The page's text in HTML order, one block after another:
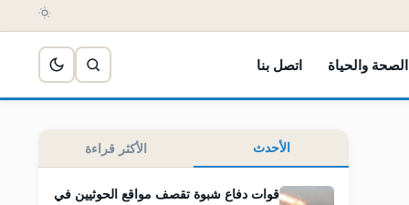
الصحة والحياة اتصل بنا
الأحدث الأكثر قراءة
قوات دفاع شبوة تقصف مواقع الحوثيين في